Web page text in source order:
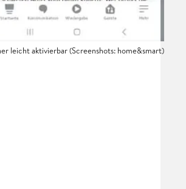
leicht aktivierbar (Screenshots: home&smart)